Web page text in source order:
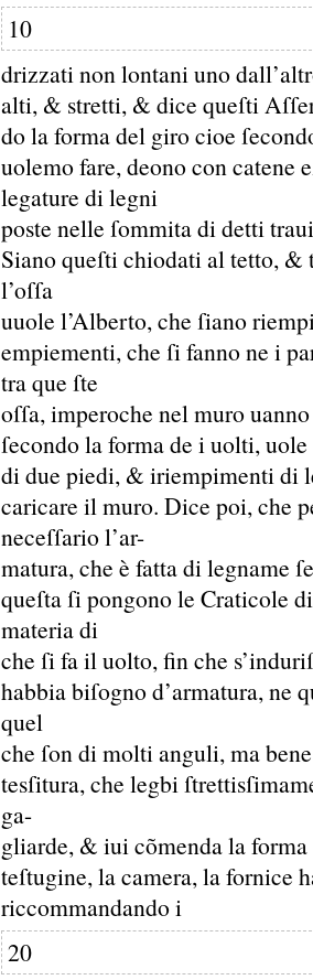
10
drizzati non lontani uno
alti, & stretti, & dice queſti
do la forma del giro cioe
uolemo fare, deono con catene
legature di legni
poste nelle ſommita di detti
Siano queſti chiodati al tetto, &
l’oſſa
uuole l’Alberto, che ſiano
empiementi, che ſi fanno ne i
tra que ſte
oſſa, imperoche nel muro
ſecondo la forma de i uolti, uole
di due piedi, & iriempimenti di
caricare il muro. Dice poi, che
neceſſario l’ar-
matura, che è fatta di legname
queſta ſi pongono le Craticole
materia di
che ſi fa il uolto, fin che
habbia biſogno d’armatura, ne
quel
che ſon di molti anguli, ma
tesſitura, che legbi
ga-
gliarde, & iui cõmenda la
teſtugine, la camera, la fornice
riccommandando i
20